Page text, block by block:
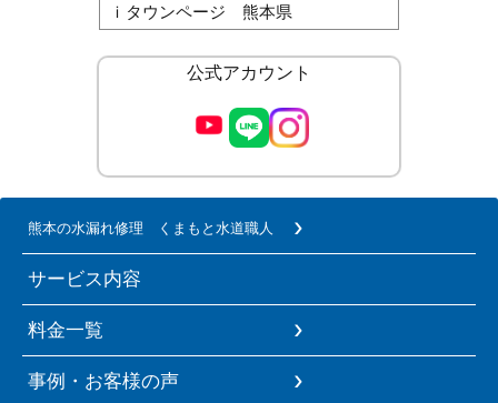
ｉタウンページ 熊本県
公式アカウント
熊本の水漏れ修理 くまもと水道職人
サービス内容
料金一覧
事例・お客様の声